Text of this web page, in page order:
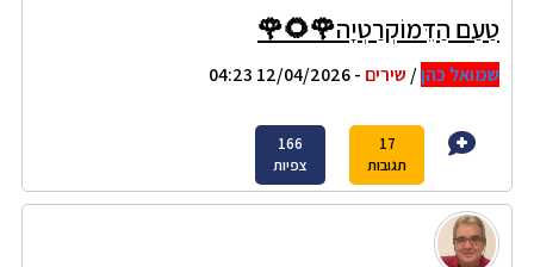
טַעַם הַדֵּמוֹקְרַטְיָה🌹🌻🌹
שמואל כהן/ שירים - 12/04/2026 04:23
17
תגובות
166
צפיות